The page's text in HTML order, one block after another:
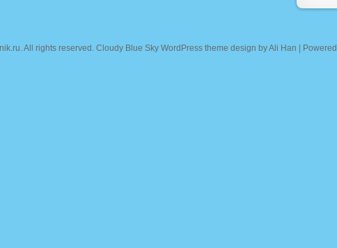
. All rights reserved. Cloudy Blue Sky WordPress theme design byAli Han |